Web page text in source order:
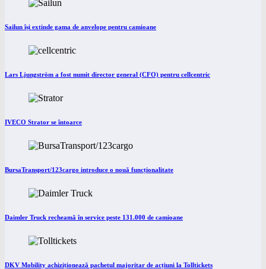
Sailun își extinde gama de anvelope pentru camioane
Lars Ljungström a fost numit director general (CFO) pentru cellcentric
IVECO Strator se întoarce
BursaTransport/123cargo introduce o nouă funcționalitate
Daimler Truck recheamă în service peste 131.000 de camioane
DKV Mobility achiziționează pachetul majoritar de acțiuni la Tolltickets